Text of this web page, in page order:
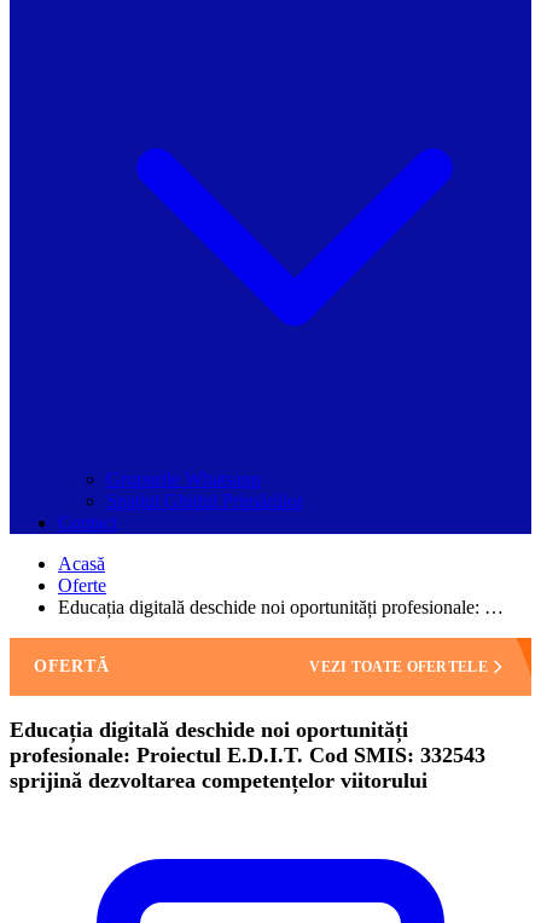
Grupurile Whatsapp
Spațiul Ghidul Primăriilor
Contact
Acasă
Oferte
Educația digitală deschide noi oportunități profesionale: …
OFERTĂ VEZI TOATE OFERTELE
Educația digitală deschide noi oportunități
profesionale: Proiectul E.D.I.T. Cod SMIS: 332543
sprijină dezvoltarea competențelor viitorului